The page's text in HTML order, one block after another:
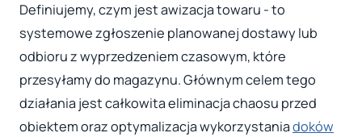
Definiujemy, czym jest awizacja towaru - to
systemowe zgłoszenie planowanej dostawy lub
odbioru z wyprzedzeniem czasowym, które
przesyłamy do magazynu. Głównym celem tego
działania jest całkowita eliminacja chaosu przed
obiektem oraz optymalizacja wykorzystaniadoków